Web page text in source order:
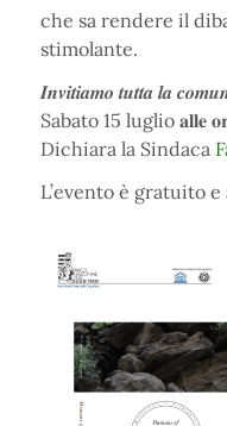
che sa rendere il
stimolante.
𝑰𝒏𝒗𝒊𝒕𝒊𝒂𝒎𝒐 𝒕𝒖𝒕𝒕𝒂 𝒍𝒂
Sabato 15 luglio 𝐚𝐥𝐥𝐞
Dichiara la Sindaca
L’evento è gratuito